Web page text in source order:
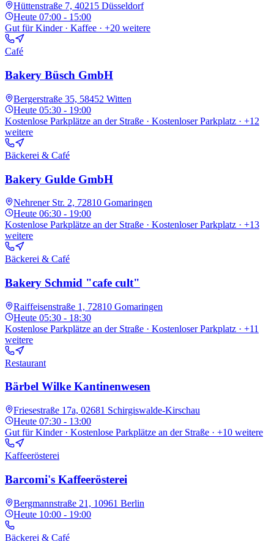
Hüttenstraße 7, 40215 Düsseldorf
Heute 07:00 - 15:00
Gut für Kinder · Kaffee · +20 weitere
Café
Bakery Büsch GmbH
Bergerstraße 35, 58452 Witten
Heute 05:30 - 19:00
Kostenlose Parkplätze an der Straße · Kostenloser Parkplatz · +12
weitere
Bäckerei & Café
Bakery Gulde GmbH
Nehrener Str. 2, 72810 Gomaringen
Heute 06:30 - 19:00
Kostenlose Parkplätze an der Straße · Kostenloser Parkplatz · +13
weitere
Bäckerei & Café
Bakery Schmid "cafe cult"
Raiffeisenstraße 1, 72810 Gomaringen
Heute 05:30 - 18:30
Kostenlose Parkplätze an der Straße · Kostenloser Parkplatz · +11
weitere
Restaurant
Bärbel Wilke Kantinenwesen
Friesestraße 17a, 02681 Schirgiswalde-Kirschau
Heute 07:30 - 13:00
Gut für Kinder · Kostenlose Parkplätze an der Straße · +10 weitere
Kaffeerösterei
Barcomi's Kaffeerösterei
Bergmannstraße 21, 10961 Berlin
Heute 10:00 - 19:00
Bäckerei & Café